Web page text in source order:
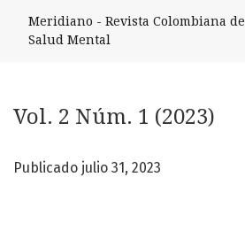
Meridiano - Revista Colombiana de
Salud Mental
Vol. 2 Núm. 1 (2023)
Publicado julio 31, 2023